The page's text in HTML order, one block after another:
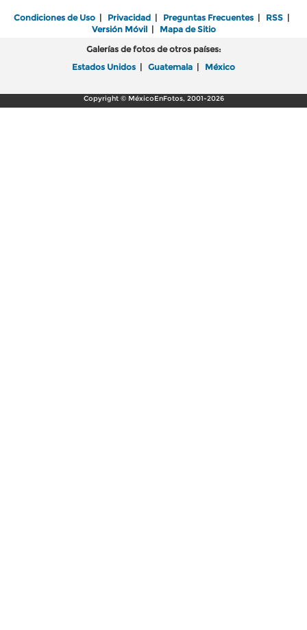
Condiciones de Uso | Privacidad | Preguntas Frecuentes | RSS |
Versión Móvil| Mapa de Sitio
Galerías de fotos de otros países:
Estados Unidos | Guatemala | México
Copyright © MéxicoEnFotos, 2001-2026